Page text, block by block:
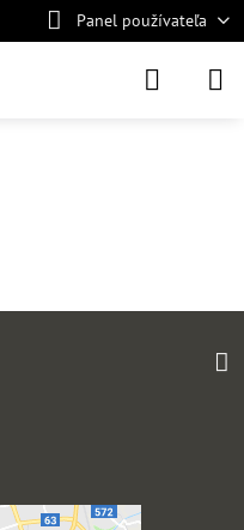
Panel používateľa